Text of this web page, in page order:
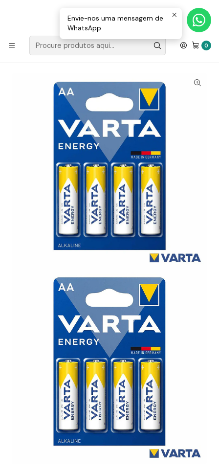
0
Loja Valongo: 220 150 143 (chamada para a rede fixa nacional) «»
E-mail: geral@movenergy.pt
Início LANTERNAS | WORK LIGHT
Pilha Alcalina LR6/AA 1.5V 4x Blister Energy Varta
Envie-nos uma mensagem de
WhatsApp